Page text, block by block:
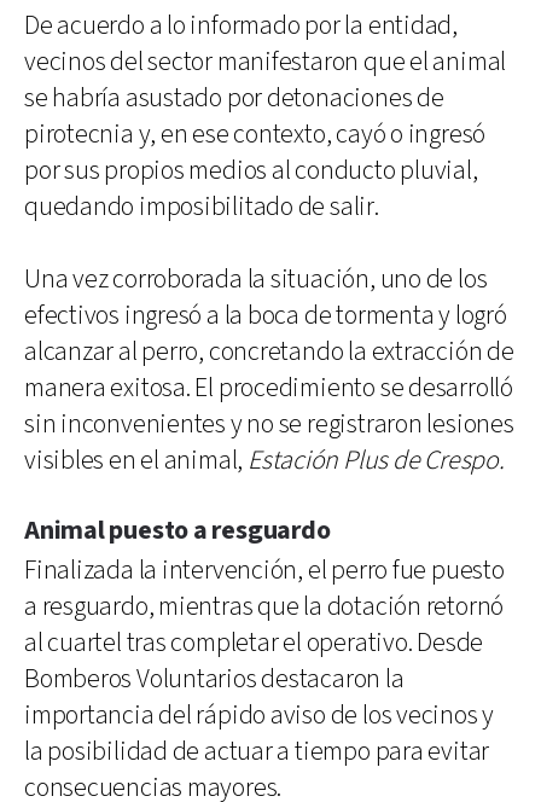
De acuerdo a lo informado por la entidad,
vecinos del sector manifestaron que el animal
se habría asustado por detonaciones de
pirotecnia y, en ese contexto, cayó o ingresó
por sus propios medios al conducto pluvial,
quedando imposibilitado de salir.
Una vez corroborada la situación, uno de los
efectivos ingresó a la boca de tormenta y logró
alcanzar al perro, concretando la extracción de
manera exitosa. El procedimiento se desarrolló
sin inconvenientes y no se registraron lesiones
visibles en el animal, Estación Plus de Crespo.
Animal puesto a resguardo
Finalizada la intervención, el perro fue puesto
a resguardo, mientras que la dotación retornó
al cuartel tras completar el operativo. Desde
Bomberos Voluntarios destacaron la
importancia del rápido aviso de los vecinos y
la posibilidad de actuar a tiempo para evitar
consecuencias mayores.